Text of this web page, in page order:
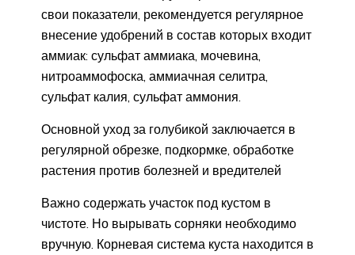
свои показатели, рекомендуется регулярное
внесение удобрений в состав которых входит
аммиак: сульфат аммиака, мочевина,
нитроаммофоска, аммиачная селитра,
сульфат калия, сульфат аммония.
Основной уход за голубикой заключается в
регулярной обрезке, подкормке, обработке
растения против болезней и вредителей
Важно содержать участок под кустом в
чистоте. Но вырывать сорняки необходимо
вручную. Корневая система куста находится в